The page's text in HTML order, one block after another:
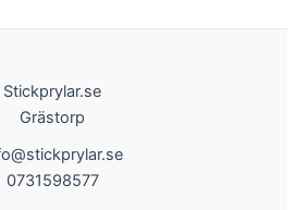
Stickprylar.se
Grästorp
0731598577